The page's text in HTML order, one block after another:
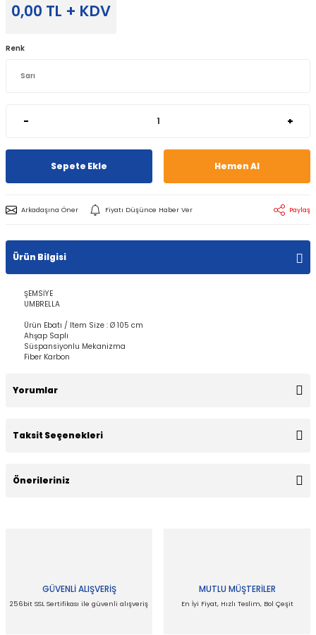
0,00 TL + KDV
Renk
- +
Sepete Ekle Hemen Al
Arkadaşına Öner Fiyatı Düşünce Haber Ver Paylaş
Ürün Bilgisi
ŞEMSİYE
UMBRELLA
Ürün Ebatı / Item Size : Ø 105 cm
Ahşap Saplı
Süspansiyonlu Mekanizma
Fiber Karbon
Yorumlar
Taksit Seçenekleri
Önerileriniz
Ürün resmi kalitesiz, bozuk veya görüntülenemiyor.
GÜVENLİ ALIŞVERİŞ
256bit SSL Sertifikası ile güvenli alışveriş
MUTLU MÜŞTERİLER
En İyi Fiyat, Hızlı Teslim, Bol Çeşit